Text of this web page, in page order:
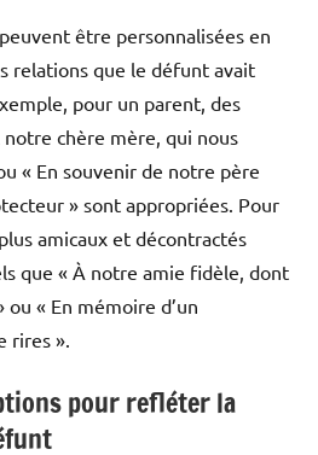
être personnalisées en
relations que le défunt avait
pour un parent, des
chère mère, qui nous
« En souvenir de notre père
» sont appropriées. Pour
amicaux et décontractés
que « À notre amie fidèle, dont
« En mémoire d’un
rires ».
pour refléter la